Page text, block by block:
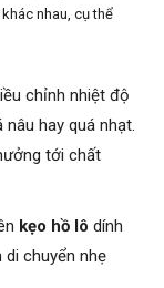
nhau, cụ thể
chỉnh nhiệt độ
hay quá nhạt.
tới chất
kẹo hồ lô dính
di chuyển nhẹ